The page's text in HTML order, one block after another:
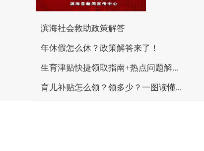
滨海社会救助政策解答
年休假怎么休？政策解答来了！
生育津贴快捷领取指南+热点问题解...
育儿补贴怎么领？领多少？一图读懂...